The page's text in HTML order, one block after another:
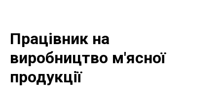
Працівник на
виробництво м'ясної
продукції